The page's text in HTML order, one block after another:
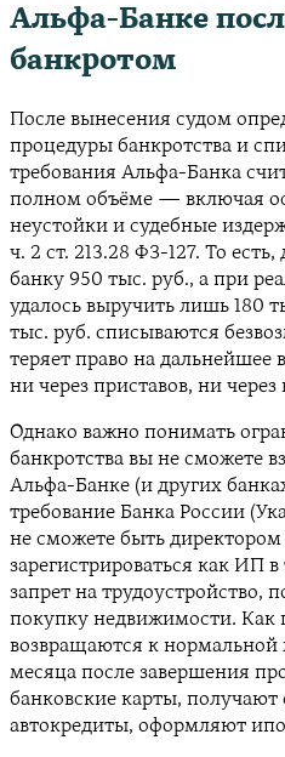
Альфа-Банке
банкротом
После вынесения судом
процедуры банкротства и
требования Альфа-Банка
полном объёме — включая
неустойки и судебные
ч. 2 ст. 213.28 ФЗ-127. То
банку 950 тыс. руб., а при
удалось выручить лишь 180
тыс. руб. списываются
теряет право на дальнейшее
ни через приставов, ни через
Однако важно понимать
банкротства вы не сможете
Альфа-Банке (и других
требование Банка России
не сможете быть
зарегистрироваться как ИП
запрет на трудоустройство,
покупку недвижимости. Как
возвращаются к нормальной
месяца после завершения
банковские карты, получают
автокредиты, оформляют